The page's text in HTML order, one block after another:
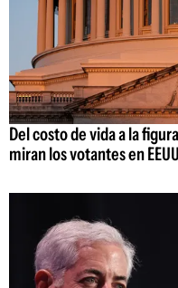
Del costo de vida a la
miran los votantes en